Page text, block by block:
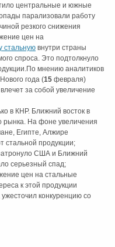
центральные и южные
парализовали работу
резкого снижения
цен на
стальную внутри страны
спроса. Это подтолкнуло
мнению аналитиков
года (15 февраля)
за собой увеличение
в КНР. Ближний восток в
рынка. На фоне увеличения
Египте, Алжире
стальной продукции;
США и Ближний
серьезный спад;
цен на стальные
к этой продукции
конкуренцию со